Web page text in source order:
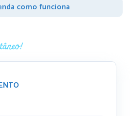
como funciona